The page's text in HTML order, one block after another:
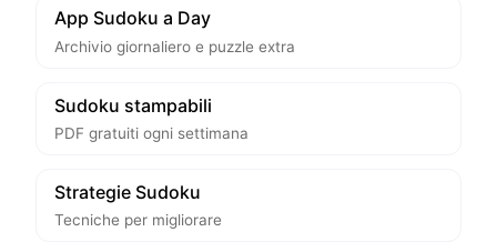
App Sudoku a Day
Archivio giornaliero e puzzle extra
Sudoku stampabili
PDF gratuiti ogni settimana
Strategie Sudoku
Tecniche per migliorare